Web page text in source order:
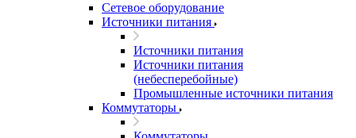
Сетевое оборудование
Источники питания
Источники питания
Источники питания
(небесперебойные)
Промышленные источники питания
Коммутаторы